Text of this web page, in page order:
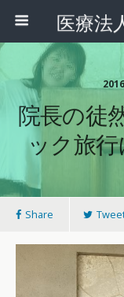
院長の徒
ック旅行
Share